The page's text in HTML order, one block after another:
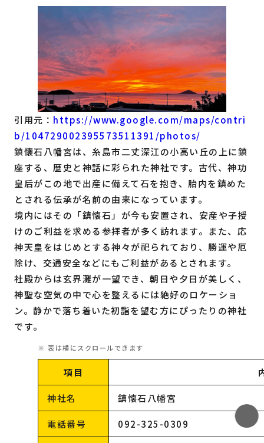
引用元： https://www.google.com/maps/contri
b/104729002395573511391/photos/
鎮懐石八幡宮は、糸島市二丈深江の小高い丘の上に鎮
座する、歴史と神話に彩られた神社です。古代、神功
皇后がこの地で出産に備えて石を抱き、胎内を鎮めた
とされる伝承が名前の由来になっています。
境内にはその「鎮懐石」が今も安置され、安産や子授
けのご利益を求める参拝者が多く訪れます。また、応
神天皇をはじめとする神々が祀られており、勝運や厄
除け、交通安全などにもご利益があるとされます。
社殿からは玄界灘が一望でき、朝日や夕日が美しく、
神聖な空気の中で心を整えるには絶好のロケーショ
ン。静かで落ち着いた初詣を望む方にぴったりの神社
です。
項目
神社名 鎮懐石八幡宮
電話番号 092-325-0309